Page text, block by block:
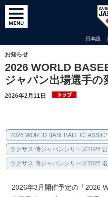
日本語 ｜
お知らせ
2026 WORLD
ジャパン出場選手の
2026年2月11日
2026 WORLD BASEBALL
ラグザス 侍ジャパンシリーズ2026
ラグザス 侍ジャパンシリーズ2026
2026年3月開催予定の「2026